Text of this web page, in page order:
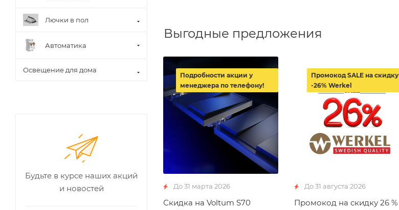
Выгодные предложения
До 31 марта 2026
Скидка на Voltum S70
Подробности акции у
менеджера по телефону!
До 31 августа 2026
Промокод на скидку 26 %
Промокод SALE на скидку
-26% Werkel
Лючки в пол
Автоматика
Освещение для дома
Будьте в курсе наших акций
и новостей